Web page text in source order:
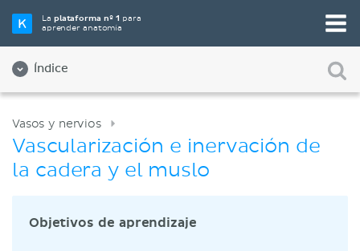
Laplataforma nº 1 para
aprender anatomía
Índice
Vasos y nervios
Vascularización e inervación de
la cadera y el muslo
Objetivos de aprendizaje